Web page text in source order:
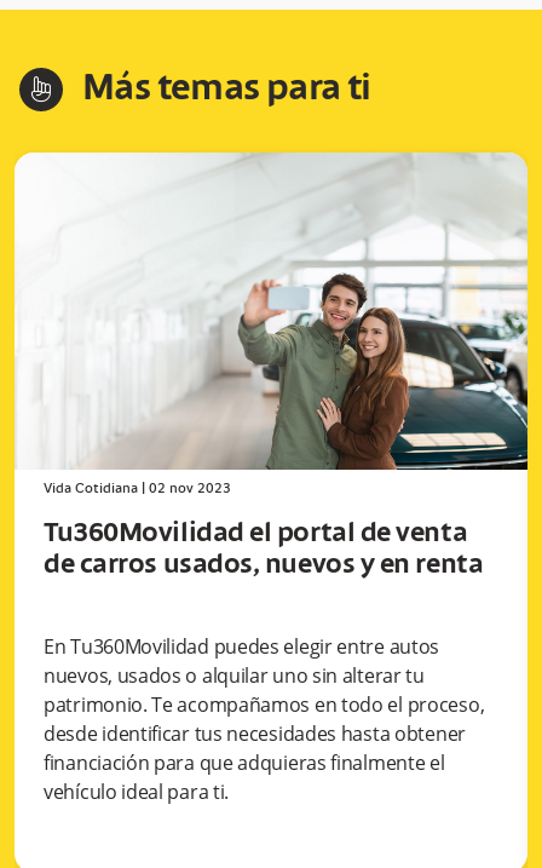
hand-index Más temas para ti
Vida Cotidiana 02 nov 2023
Tu360Movilidad el portal de venta
de carros usados, nuevos y en renta
En Tu360Movilidad puedes elegir entre autos
nuevos, usados o alquilar uno sin alterar tu
patrimonio. Te acompañamos en todo el proceso,
desde identificar tus necesidades hasta obtener
financiación para que adquieras finalmente el
vehículo ideal para ti.